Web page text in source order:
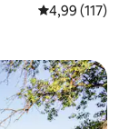
Évaluation
4,99 (117)